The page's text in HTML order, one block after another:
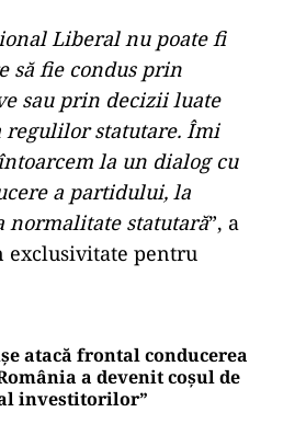
Liberal nu poate fi
să fie condus prin
sau prin decizii luate
regulilor statutare. Îmi
la un dialog cu
a partidului, la
normalitate statutară”, a
exclusivitate pentru
atacă frontal conducerea
a devenit coșul de
investitorilor”